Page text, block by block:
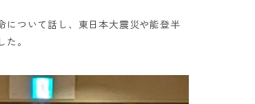
について話し、東日本大震災や能登半
。